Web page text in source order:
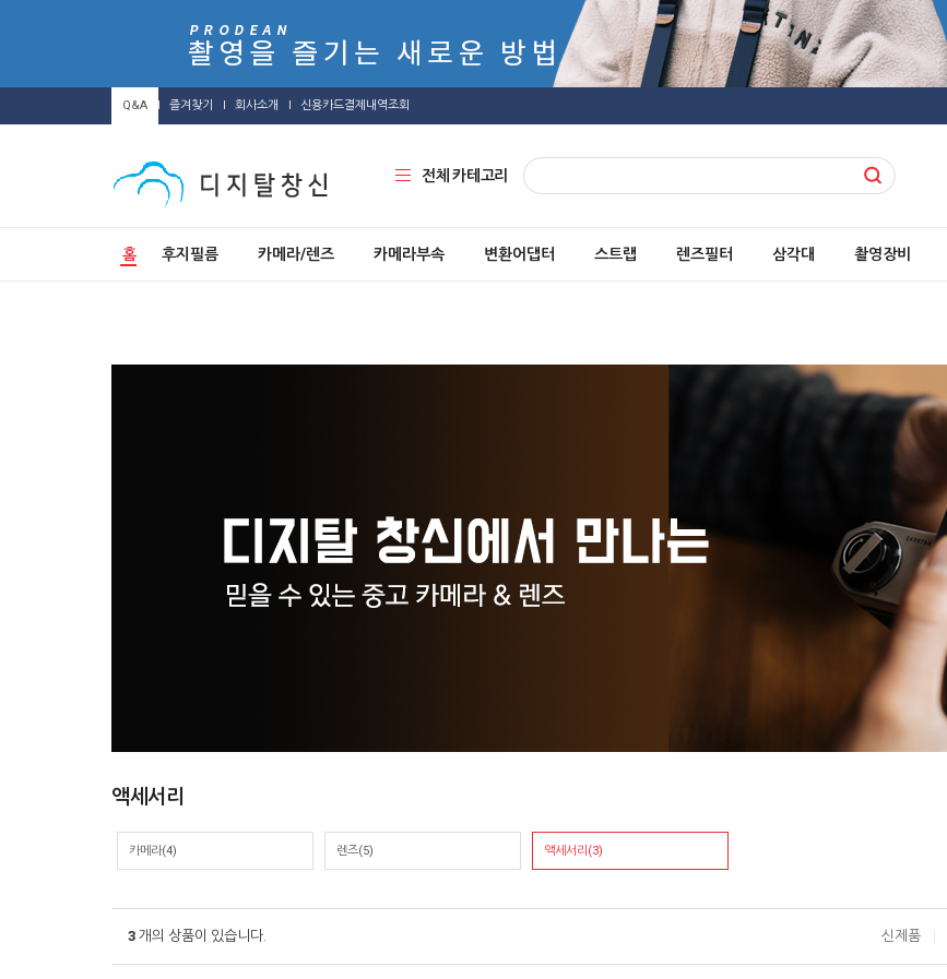
Q&A 즐겨찾기 회사소개 신용카드결제내역조회
전체 카테고리
홈 후지필름 카메라/렌즈 카메라부속 변환어댑터 스트랩 렌즈필터 삼각대 촬영장비
액세서리
카메라(4) 렌즈(5) 액세서리(3)
3 개의 상품이 있습니다. 신제품